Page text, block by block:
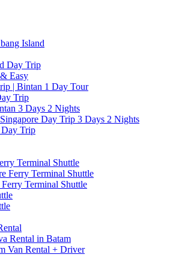
Island
Day Trip
Easy
| Bintan 1 Day Tour
Trip
3 Days 2 Nights
Day Trip 3 Days 2 Nights
Trip
Terminal Shuttle
Ferry Terminal Shuttle
Terminal Shuttle
Rental in Batam
Van Rental + Driver